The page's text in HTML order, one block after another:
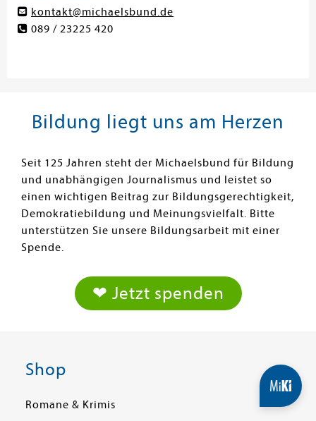
kontakt@michaelsbund.de
089 / 23225 420
Bildung liegt uns am Herzen
Seit 125 Jahren steht der Michaelsbund für Bildung
und unabhängigen Journalismus und leistet so
einen wichtigen Beitrag zur Bildungsgerechtigkeit,
Demokratiebildung und Meinungsvielfalt. Bitte
unterstützen Sie unsere Bildungsarbeit mit einer
Spende.
❤ Jetzt spenden
Shop
Romane & Krimis